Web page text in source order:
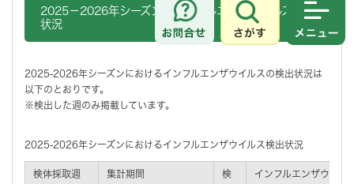
さがす
2025－2026年シーズンのインフルエンザウイルス検出
状況
2025-2026年シーズンにおけるインフルエンザウイルスの検出状況は
以下のとおりです。
※検出した週のみ掲載しています。
2025-2026年シーズンにおけるインフルエンザウイルス検出状況
検体採取週 集計期間
検
インフルエンザウイル